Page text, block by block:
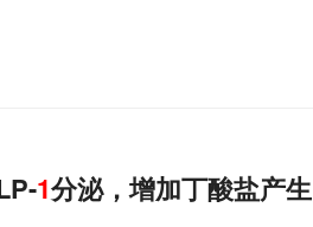
1分泌，增加丁酸盐产生